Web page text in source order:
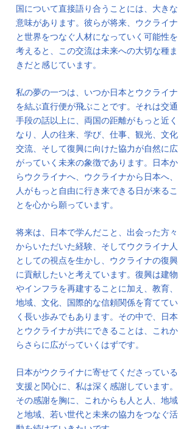
国について直接語り合うことには、大きな
意味があります。彼らが将来、ウクライナ
と世界をつなぐ人材になっていく可能性を
考えると、この交流は未来への大切な種ま
きだと感じています。
私の夢の一つは、いつか日本とウクライナ
を結ぶ直行便が飛ぶことです。それは交通
手段の話以上に、両国の距離がもっと近く
なり、人の往来、学び、仕事、観光、文化
交流、そして復興に向けた協力が自然に広
がっていく未来の象徴であります。日本か
らウクライナへ、ウクライナから日本へ、
人がもっと自由に行き来できる日が来るこ
とを心から願っています。
将来は、日本で学んだこと、出会った方々
からいただいた経験、そしてウクライナ人
としての視点を生かし、ウクライナの復興
に貢献したいと考えています。復興は建物
やインフラを再建することに加え、教育、
地域、文化、国際的な信頼関係を育ててい
く長い歩みでもあります。その中で、日本
とウクライナが共にできることは、これか
らさらに広がっていくはずです。
日本がウクライナに寄せてくださっている
支援と関心に、私は深く感謝しています。
その感謝を胸に、これからも人と人、地域
と地域、若い世代と未来の協力をつなぐ活